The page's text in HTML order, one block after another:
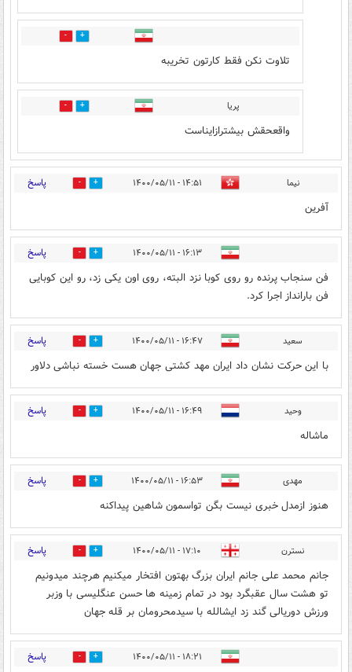
2
تلاوت نکن فقط کارتون تخریبه
پریا 0
واقعحقش بیشترازایناست
نیما ۱۴:۵۱ - ۱۴۰۰/۰۵/۱۱ 2 پاسخ
آفرین
۱۶:۱۳ - ۱۴۰۰/۰۵/۱۱ 4 پاسخ
فن سنجاب پرنده رو روی کوبا نزد البته، روی اون یکی زد، رو این کوبایی
فن بارانداز اجرا کرد.
سعید ۱۶:۴۷ - ۱۴۰۰/۰۵/۱۱ 4 پاسخ
با این حرکت نشان داد ایران مهد کشتی جهان هست خسته نباشی دلاور
وحید ۱۶:۴۹ - ۱۴۰۰/۰۵/۱۱ 2 پاسخ
ماشاله
مهدی ۱۶:۵۳ - ۱۴۰۰/۰۵/۱۱ 2 پاسخ
هنوز ازمدل خبری نیست بگن تواسمون شاهین پیداکنه
نسترن ۱۷:۱۰ - ۱۴۰۰/۰۵/۱۱ 9 پاسخ
جانم محمد علی جانم ایران بزرگ بهتون افتخار میکنیم هرچند میدونیم
تو هشت سال عقبگرد بود در تمام زمینه ها حسن عنگلیسی با وزبر
ورزش دوریالی گند زد ایشالله با سیدمحرومان بر قله جهان
۱۸:۲۱ - ۱۴۰۰/۰۵/۱۱ 6 پاسخ